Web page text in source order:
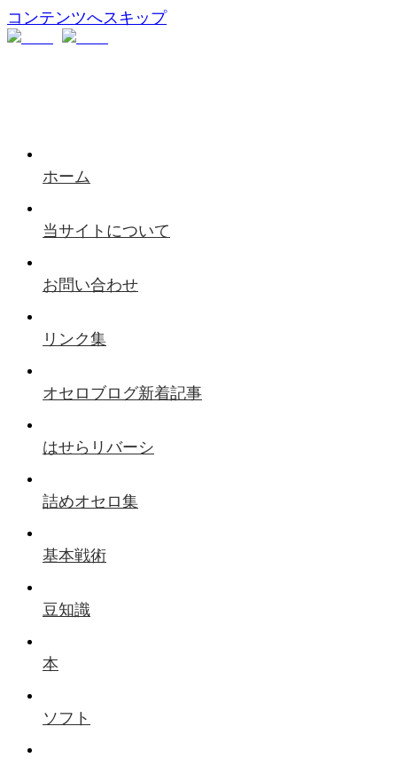
コンテンツへスキップ
ホーム
当サイトについて
お問い合わせ
リンク集
オセロブログ新着記事
はせらリバーシ
詰めオセロ集
基本戦術
豆知識
本
ソフト